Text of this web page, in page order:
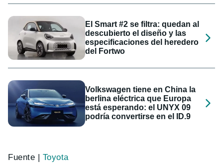
El Smart #2 se filtra: quedan al
descubierto el diseño y las
especificaciones del heredero
del Fortwo
Volkswagen tiene en China la
berlina eléctrica que Europa
está esperando: el UNYX 09
podría convertirse en el ID.9
Fuente | Toyota